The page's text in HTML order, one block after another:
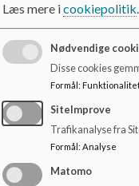
Læs mere icookiepolitik.
Nødvendige
Disse cookies
Formål :
SiteImprove
Trafikanalyse fra
Formål : Analyse
Matomo